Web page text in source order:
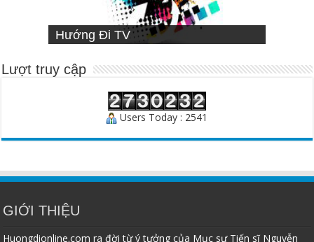
Hướng Đi TV
Sống Đạo
VIETNAMESE MISSIONARY
INSTITUTE
Người Chăn Bầy
Lượt truy cập
Users Today : 2541
GIỚI THIỆU
Huongdionline.com ra đời từ ý tưởng của Mục sư Tiến sĩ Nguyễn